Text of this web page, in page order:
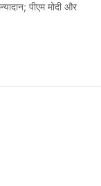
पीएम मोदी और